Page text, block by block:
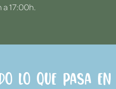
17:00h.
lo que pasa en